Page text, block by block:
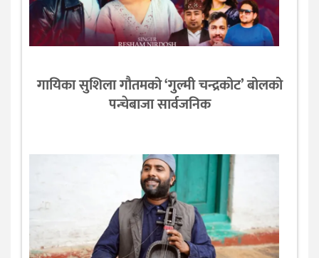
गायिका सुशिला गौतमको ‘गुल्मी चन्द्रकोट’ बोलको
पन्चेबाजा सार्वजनिक